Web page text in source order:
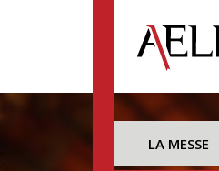
LA MESSE